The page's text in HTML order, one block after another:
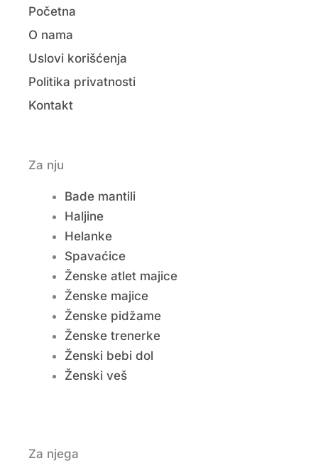
Početna
O nama
Uslovi korišćenja
Politika privatnosti
Kontakt
Za nju
Bade mantili
Haljine
Helanke
Spavaćice
Ženske atlet majice
Ženske majice
Ženske pidžame
Ženske trenerke
Ženski bebi dol
Ženski veš
Za njega